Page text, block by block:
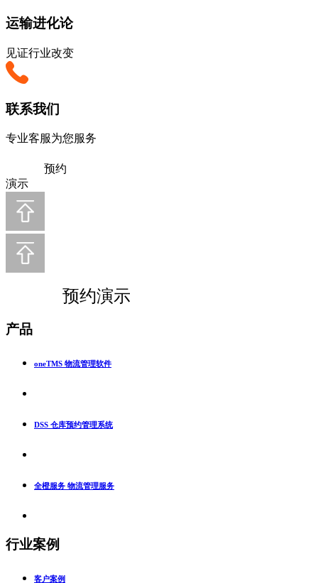
运输进化论
见证行业改变
联系我们
专业客服为您服务
预约
演示
预约演示
产品
oneTMS 物流管理软件
DSS 仓库预约管理系统
全橙服务 物流管理服务
行业案例
客户案例